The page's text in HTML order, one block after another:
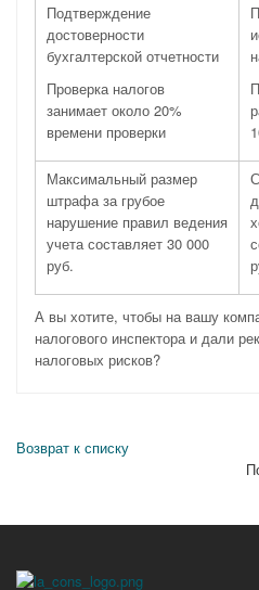
Подтверждение
достоверности
бухгалтерской отчетности
Проверка налогов
занимает около 20%
времени проверки
Максимальный размер
штрафа за грубое
нарушение правил ведения
учета составляет 30 000
руб.
А вы хотите, чтобы на вашу
налогового инспектора и дали
налоговых рисков?
Возврат к списку